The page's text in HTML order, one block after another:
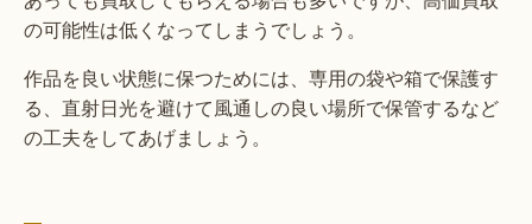
の可能性は低くなってしまうでしょう。
作品を良い状態に保つためには、専用の袋や箱で保護す
る、直射日光を避けて風通しの良い場所で保管するなど
の工夫をしてあげましょう。